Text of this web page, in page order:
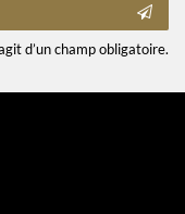
d’un champ obligatoire.